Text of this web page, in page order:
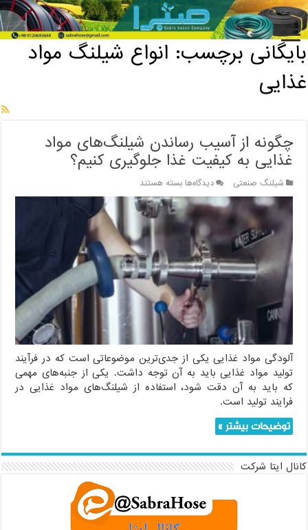
خانه / بایگانی برچسب: انواع شیلنگ مواد غذایی
بایگانی برچسب: انواع شیلنگ مواد
غذایی
چگونه از آسیب رساندن شیلنگ‌های مواد
غذایی به کیفیت غذا جلوگیری کنیم؟
شیلنگ صنعتی دیدگاه‌هابرای
چگونه
از
آسیب
شیلنگ‌های
مواد
غذایی
کیفیت
غذا
جلوگیری
کنیم؟
بسته هستند
آلودگی مواد غذایی یکی از جدی‌ترین موضوعاتی است که در فرآیند
تولید مواد غذایی باید به آن توجه داشت. یکی از جنبه‌های مهمی
که باید به آن دقت شود، استفاده از شیلنگ‌های مواد غذایی در
فرایند تولید است.
توضیحات بیشتر »
کانال ایتا شرکت